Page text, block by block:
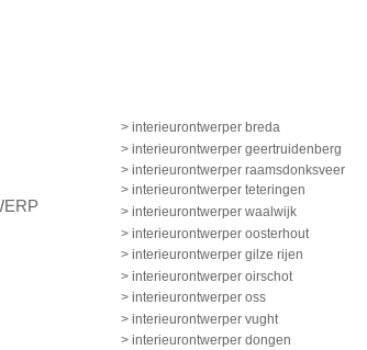
> interieurontwerper breda
> interieurontwerper geertruidenberg
> interieurontwerper raamsdonksveer
> interieurontwerper teteringen
> interieurontwerper waalwijk
> interieurontwerper oosterhout
> interieurontwerper gilze rijen
> interieurontwerper oirschot
> interieurontwerper oss
> interieurontwerper vught
> interieurontwerper dongen